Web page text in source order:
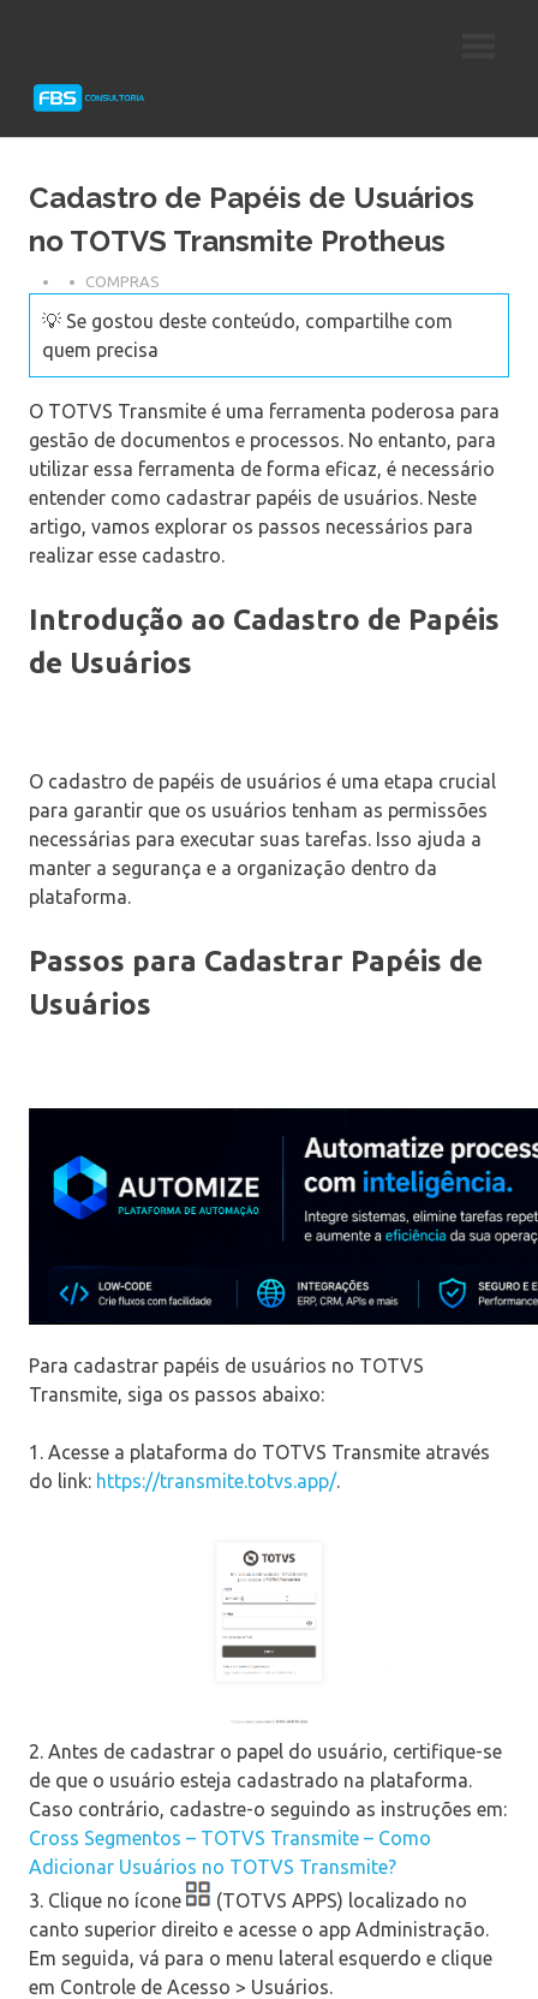
Protheus
Cadastro de Papéis de Usuários
no TOTVS Transmite Protheus
COMPRAS
💡 Se gostou deste conteúdo, compartilhe com
quem precisa
O TOTVS Transmite é uma ferramenta poderosa para
gestão de documentos e processos. No entanto, para
utilizar essa ferramenta de forma eficaz, é necessário
entender como cadastrar papéis de usuários. Neste
artigo, vamos explorar os passos necessários para
realizar esse cadastro.
Introdução ao Cadastro de Papéis
de Usuários
O cadastro de papéis de usuários é uma etapa crucial
para garantir que os usuários tenham as permissões
necessárias para executar suas tarefas. Isso ajuda a
manter a segurança e a organização dentro da
plataforma.
Passos para Cadastrar Papéis de
Usuários
Para cadastrar papéis de usuários no TOTVS
Transmite, siga os passos abaixo:
1. Acesse a plataforma do TOTVS Transmite através
do link: https://transmite.totvs.app/.
2. Antes de cadastrar o papel do usuário, certifique-se
de que o usuário esteja cadastrado na plataforma.
Caso contrário, cadastre-o seguindo as instruções em:
Cross Segmentos – TOTVS Transmite – Como
Adicionar Usuários no TOTVS Transmite?
3. Clique no ícone
(TOTVS APPS) localizado no
canto superior direito e acesse o app Administração.
Em seguida, vá para o menu lateral esquerdo e clique
em Controle de Acesso > Usuários.